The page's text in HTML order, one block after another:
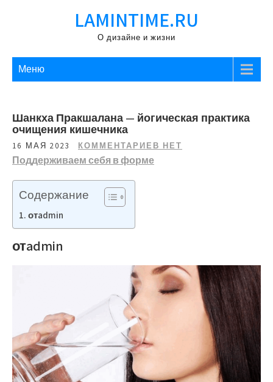
LAMINTIME.RU
О дизайне и жизни
Меню
Шанкха Пракшалана — йогическая практика
очищения кишечника
16 МАЯ 2023 КОММЕНТАРИЕВ НЕТ
Поддерживаем себя в форме
Содержание
отadmin
отadmin